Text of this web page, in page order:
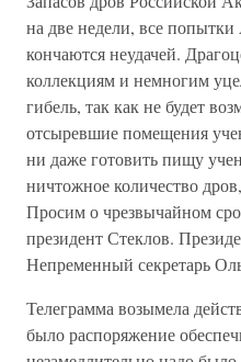
на две недели, все
кончаются неудачей.
коллекциям и немногим
гибель, так как не будет
отсыревшие помещения
ни даже готовить пищу
ничтожное количество
Просим о чрезвычайном
президент Стеклов.
Непременный секретарь
Телеграмма возымела
было распоряжение